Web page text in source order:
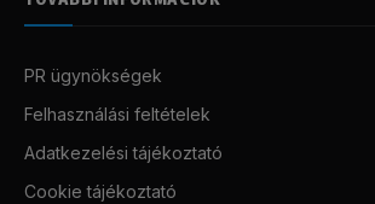
PR ügynökségek
Felhasználási feltételek
Adatkezelési tájékoztató
Cookie tájékoztató